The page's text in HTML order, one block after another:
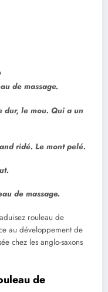
de massage.
dur, le mou. Qui a un
ridé. Le mont pelé.
de massage.
rouleau de
au développement de
chez les anglo-saxons
de